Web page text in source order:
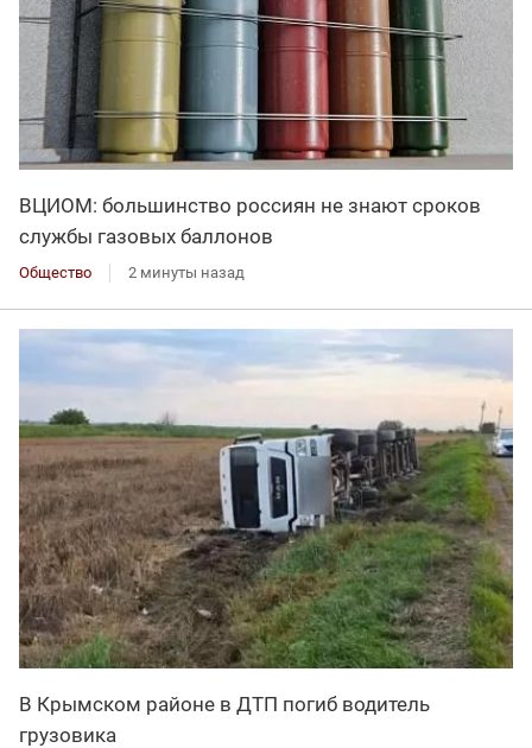
ВЦИОМ: большинство россиян не знают сроков
службы газовых баллонов
Общество 2 минуты назад
В Крымском районе в ДТП погиб водитель
грузовика